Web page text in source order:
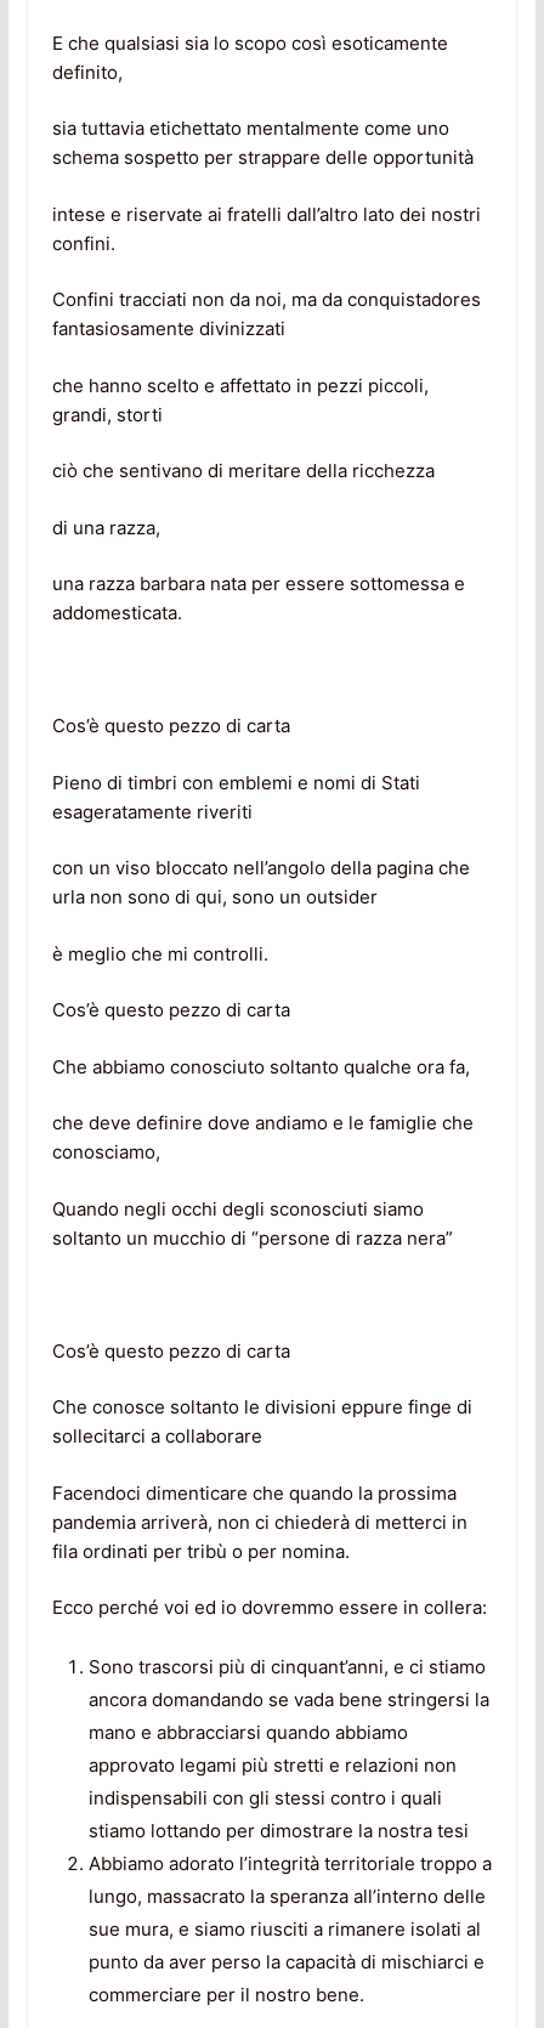
E che qualsiasi sia lo scopo così esoticamente
definito,
sia tuttavia etichettato mentalmente come uno
schema sospetto per strappare delle opportunità
intese e riservate ai fratelli dall’altro lato dei nostri
confini.
Confini tracciati non da noi, ma da conquistadores
fantasiosamente divinizzati
che hanno scelto e affettato in pezzi piccoli,
grandi, storti
ciò che sentivano di meritare della ricchezza
di una razza,
una razza barbara nata per essere sottomessa e
addomesticata.
Cos’è questo pezzo di carta
Pieno di timbri con emblemi e nomi di Stati
esageratamente riveriti
con un viso bloccato nell’angolo della pagina che
urla non sono di qui, sono un outsider
è meglio che mi controlli.
Cos’è questo pezzo di carta
Che abbiamo conosciuto soltanto qualche ora fa,
che deve definire dove andiamo e le famiglie che
conosciamo,
Quando negli occhi degli sconosciuti siamo
soltanto un mucchio di “persone di razza nera”
Cos’è questo pezzo di carta
Che conosce soltanto le divisioni eppure finge di
sollecitarci a collaborare
Facendoci dimenticare che quando la prossima
pandemia arriverà, non ci chiederà di metterci in
fila ordinati per tribù o per nomina.
Ecco perché voi ed io dovremmo essere in collera:
Sono trascorsi più di cinquant’anni, e ci stiamo
ancora domandando se vada bene stringersi la
mano e abbracciarsi quando abbiamo
approvato legami più stretti e relazioni non
indispensabili con gli stessi contro i quali
stiamo lottando per dimostrare la nostra tesi
Abbiamo adorato l’integrità territoriale troppo a
lungo, massacrato la speranza all’interno delle
sue mura, e siamo riusciti a rimanere isolati al
punto da aver perso la capacità di mischiarci e
commerciare per il nostro bene.